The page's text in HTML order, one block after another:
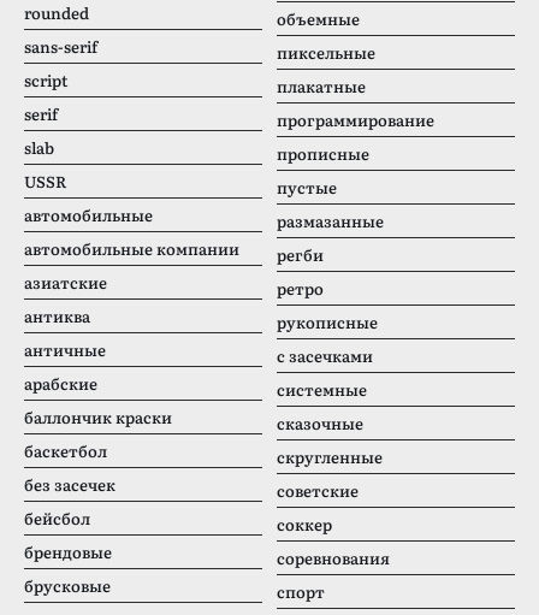
rounded
sans-serif
script
serif
slab
USSR
автомобильные
автомобильные компании
азиатские
антиква
античные
арабские
баллончик краски
баскетбол
без засечек
бейсбол
брендовые
брусковые
объемные
пиксельные
плакатные
программирование
прописные
пустые
размазанные
регби
ретро
рукописные
с засечками
системные
сказочные
скругленные
советские
соккер
соревнования
спорт